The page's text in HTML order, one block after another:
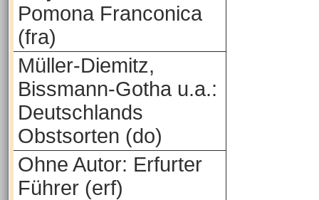
Pomona Franconica
(fra)
Müller-Diemitz,
Bissmann-Gotha u.a.:
Deutschlands
Obstsorten (do)
Ohne Autor: Erfurter
Führer (erf)